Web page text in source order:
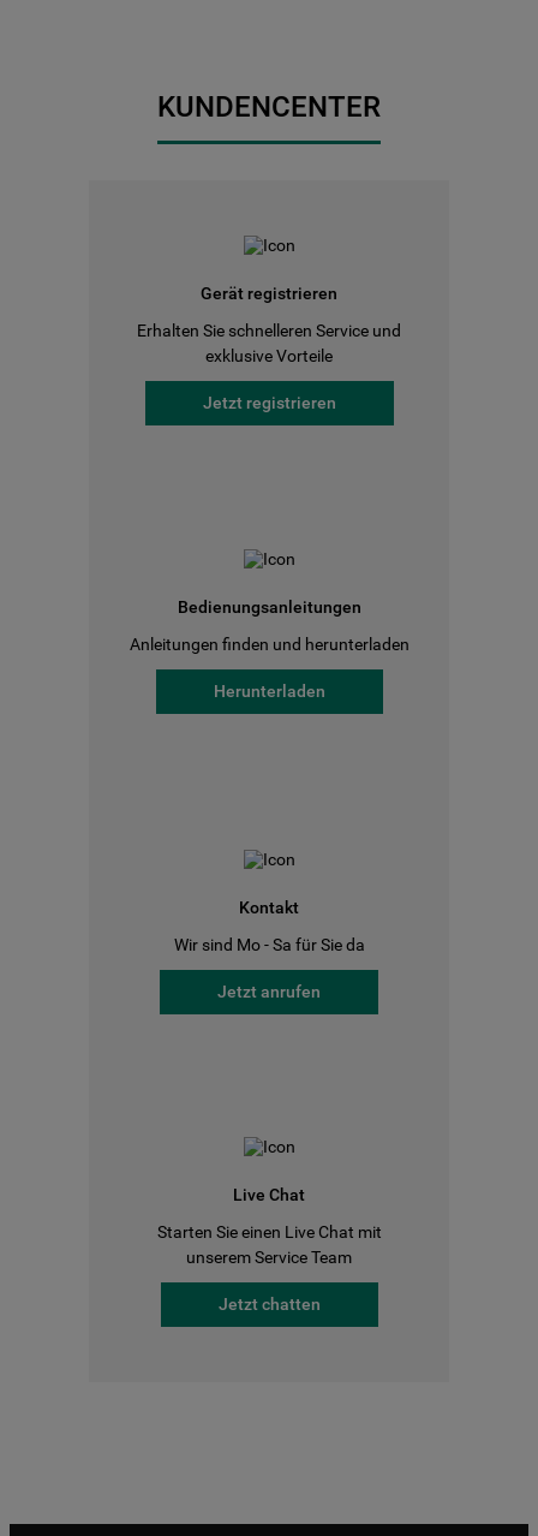
KUNDENCENTER
Gerät registrieren
Erhalten Sie schnelleren Service und
exklusive Vorteile
Jetzt registrieren
Bedienungsanleitungen
Anleitungen finden und herunterladen
Herunterladen
Kontakt
Wir sind Mo - Sa für Sie da
Jetzt anrufen
Live Chat
Starten Sie einen Live Chat mit
unserem Service Team
Jetzt chatten